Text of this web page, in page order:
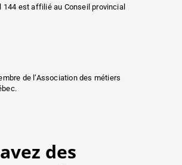
144 est affilié au Conseil provincial
de l’Association des métiers
des